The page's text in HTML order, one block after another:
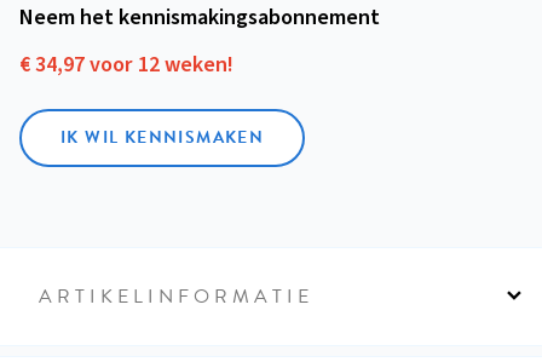
Neem het kennismakings­abonnement
€ 34,97 voor 12 weken!
IK WIL KENNISMAKEN
ARTIKELINFORMATIE